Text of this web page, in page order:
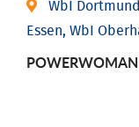
WbI
Essen, WbI